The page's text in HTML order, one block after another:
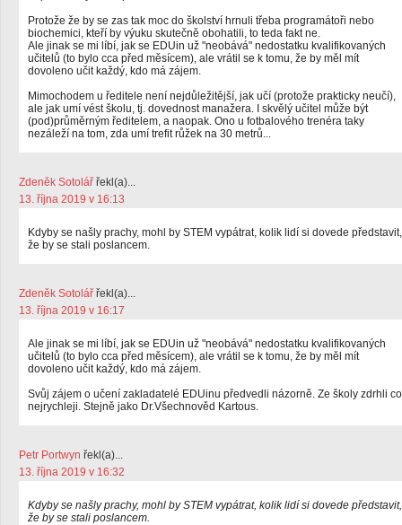
Protože že by se zas tak moc do školství hrnuli třeba programátoři nebo
biochemici, kteří by výuku skutečně obohatili, to teda fakt ne.
Ale jinak se mi líbí, jak se EDUin už "neobává" nedostatku kvalifikovaných
učitelů (to bylo cca před měsícem), ale vrátil se k tomu, že by měl mít
dovoleno učit každý, kdo má zájem.
Mimochodem u ředitele není nejdůležitější, jak učí (protože prakticky neučí),
ale jak umí vést školu, tj. dovednost manažera. I skvělý učitel může být
(pod)průměrným ředitelem, a naopak. Ono u fotbalového trenéra taky
nezáleží na tom, zda umí trefit růžek na 30 metrů...
Zdeněk Sotolář řekl(a)...
13. října 2019 v 16:13
Kdyby se našly prachy, mohl by STEM vypátrat, kolik lidí si dovede představit,
že by se stali poslancem.
Zdeněk Sotolář řekl(a)...
13. října 2019 v 16:17
Ale jinak se mi líbí, jak se EDUin už "neobává" nedostatku kvalifikovaných
učitelů (to bylo cca před měsícem), ale vrátil se k tomu, že by měl mít
dovoleno učit každý, kdo má zájem.
Svůj zájem o učení zakladatelé EDUinu předvedli názorně. Ze školy zdrhli co
nejrychleji. Stejně jako Dr.Všechnověd Kartous.
Petr Portwyn řekl(a)...
13. října 2019 v 16:32
Kdyby se našly prachy, mohl by STEM vypátrat, kolik lidí si dovede představit,
že by se stali poslancem.